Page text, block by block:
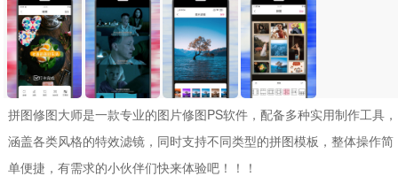
拼图修图大师是一款专业的图片修图PS软件，配备多种实用制作工具，
涵盖各类风格的特效滤镜，同时支持不同类型的拼图模板，整体操作简
单便捷，有需求的小伙伴们快来体验吧！！！